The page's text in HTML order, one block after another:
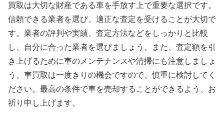
買取は大切な財産である車を手放す上で重要な選択です。
信頼できる業者を選び、適正な査定を受けることが大切で
す。業者の評判や実績、査定方法などをしっかりと比較
し、自分に合った業者を選びましょう。また、査定額を引
き上げるために車のメンテナンスや清掃にも注意しましょ
う。車買取は一度きりの機会ですので、慎重に検討してく
ださい。最高の条件で車を売却することができるよう、お
祈り申し上げます。